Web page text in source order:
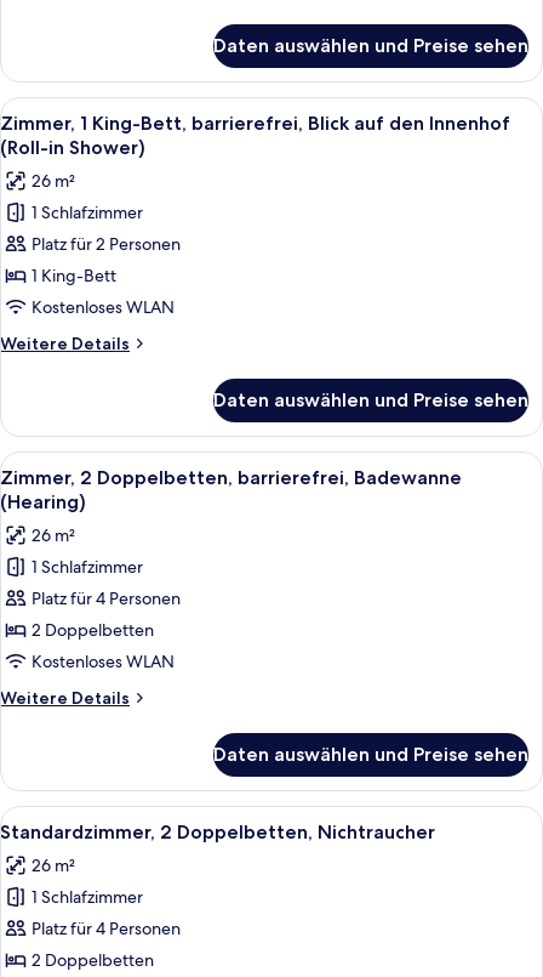
anzeigen
1
Doppelbett,
barrierefrei,
Blick
auf
den
Innenhof
Daten auswählen und Preise sehen
Alle
Fotos
für
Zimmer,
1 King-
Bett,
barrierefrei,
Blick
auf
den
(Roll-
in
Shower)
anzeigen
Ein Hotelzimmer mit einem großen
4
Zimmer, 1 King-Bett, barrierefrei, Blick auf den Innenhof
(Roll-in Shower)
26 m²
1 Schlafzimmer
Platz für 2 Personen
1 King-Bett
Kostenloses WLAN
Weitere Details
Weitere
1 King-
Bett,
barrierefrei,
Blick
auf
den
Innenhof
(Roll-
in
Shower)
Daten auswählen und Preise sehen
Alle
Fotos
für
Zimmer,
2 Doppelbetten,
barrierefrei,
Badewanne
(Hearing)
anzeigen
Ein Hotelzimmer mit zwei Betten,
6
Zimmer, 2 Doppelbetten, barrierefrei, Badewanne
(Hearing)
26 m²
1 Schlafzimmer
Platz für 4 Personen
2 Doppelbetten
Kostenloses WLAN
Weitere Details
Weitere
2 Doppelbetten,
barrierefrei,
Badewanne
Daten auswählen und Preise sehen
Alle
Fotos
für
Standardzimmer,
2 Doppelbetten,
Nichtraucher
Ein Hotelzimmer mit zwei Betten,
5
Standardzimmer, 2 Doppelbetten, Nichtraucher
26 m²
1 Schlafzimmer
Platz für 4 Personen
2 Doppelbetten